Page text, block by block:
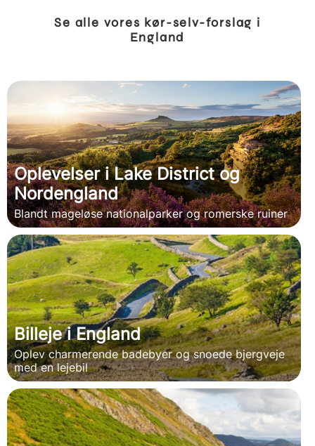
Se alle vores kør-selv-forslag i
England
Oplevelser i Lake District og
Nordengland
Blandt mageløse nationalparker og romerske ruiner
Billeje i England
Oplev charmerende badebyer og snoede bjergveje
med en lejebil